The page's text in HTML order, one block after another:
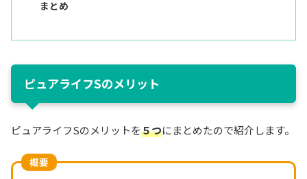
まとめ
ピュアライフSのメリット
ピュアライフSのメリットを５つにまとめたので紹介します。
概要